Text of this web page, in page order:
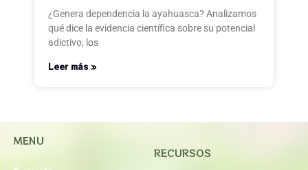
¿Genera dependencia la ayahuasca? Analizamos
qué dice la evidencia científica sobre su potencial
adictivo, los
Leer más »
MENU
RECURSOS